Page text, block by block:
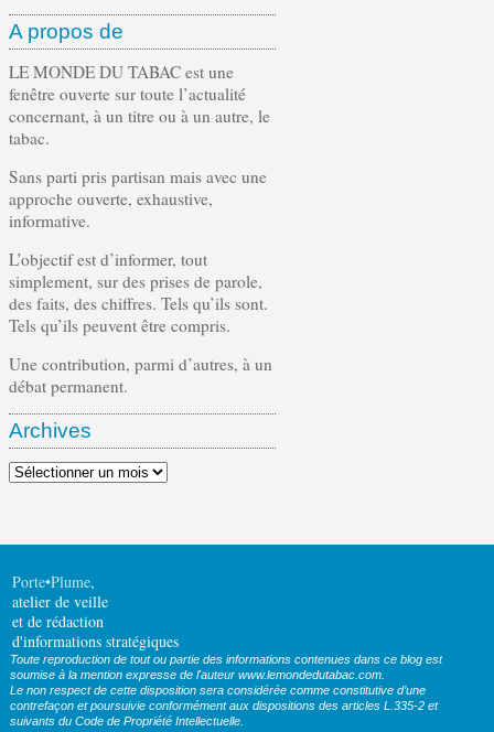
A propos de
LE MONDE DU TABAC est une
fenêtre ouverte sur toute l’actualité
concernant, à un titre ou à un autre, le
tabac.
Sans parti pris partisan mais avec une
approche ouverte, exhaustive,
informative.
L’objectif est d’informer, tout
simplement, sur des prises de parole,
des faits, des chiffres. Tels qu’ils sont.
Tels qu’ils peuvent être compris.
Une contribution, parmi d’autres, à un
débat permanent.
Archives
Archives
Porte•Plume,
atelier de veille
et de rédaction
d'informations stratégiques
Toute reproduction de tout ou partie des informations contenues dans ce blog est
soumise à la mention expresse de l'auteur www.lemondedutabac.com.
Le non respect de cette disposition sera considérée comme constitutive d’une
contrefaçon et poursuivie conformément aux dispositions des articles L.335-2 et
suivants du Code de Propriété Intellectuelle.